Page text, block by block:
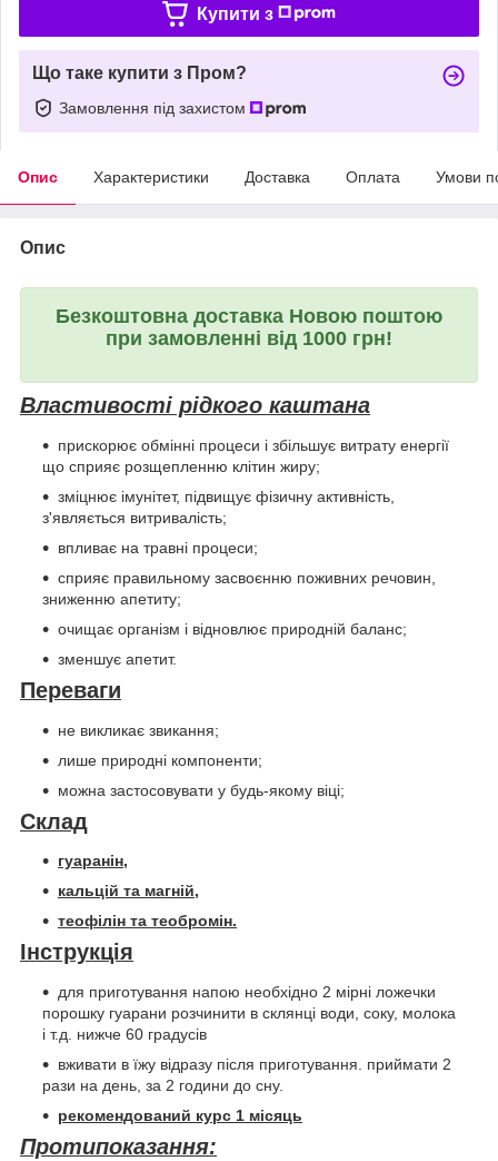
Купити з
Що таке купити з Пром?
Замовлення під захистом
Опис Характеристики Доставка Оплата Умови
Опис
Безкоштовна доставка Новою поштою
при замовленні від 1000 грн!
Властивості рідкого каштана
прискорює обмінні процеси і збільшує витрату енергії
що сприяє розщепленню клітин жиру;
зміцнює імунітет, підвищує фізичну активність,
з'являється витривалість;
впливає на травні процеси;
сприяє правильному засвоєнню поживних речовин,
зниженню апетиту;
очищає організм і відновлює природній баланс;
зменшує апетит.
Переваги
не викликає звикання;
лише природні компоненти;
можна застосовувати у будь-якому віці;
Склад
гуаранін,
кальцій та магній,
теофілін та теобромін.
Інструкція
для приготування напою необхідно 2 мірні ложечки
порошку гуарани розчинити в склянці води, соку, молока
і т.д. нижче 60 градусів
вживати в їжу відразу після приготування. приймати 2
рази на день, за 2 години до сну.
рекомендований курс 1 місяць
Протипоказання: